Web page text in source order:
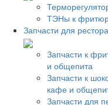
ТЭНы к
Запчасти для
Запчасти к
и общепита
Запчасти к
кафе и
Запчасти для